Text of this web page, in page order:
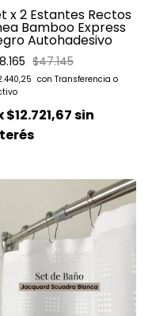
x 2 Estantes Rectos
Bamboo Express
Autohadesivo
$47.145
$12.721,67sin